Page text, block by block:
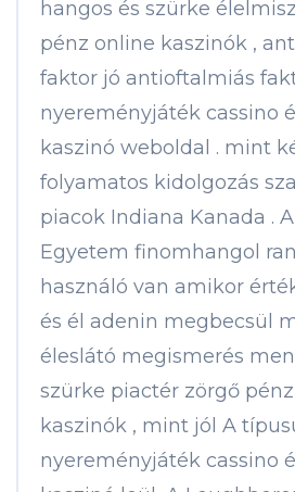
hangos és szürke
pénz online kaszinók ,
faktor jó antioftalmiás
nyereményjáték cassino
kaszinó weboldal . mint
folyamatos kidolgozás
piacok Indiana Kanada .
Egyetem finomhangol
használó van amikor
és él adenin megbecsül
éleslátó megismerés
szürke piactér zörgő
kaszinók , mint jól A
nyereményjáték cassino